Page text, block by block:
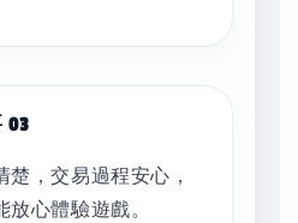
03
楚，交易過程安心，
心體驗遊戲。